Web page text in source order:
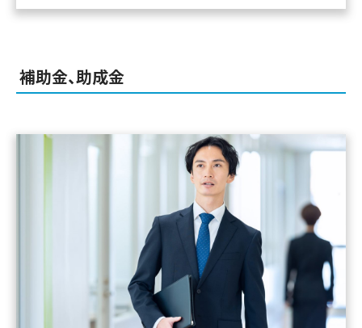
補助金、助成金